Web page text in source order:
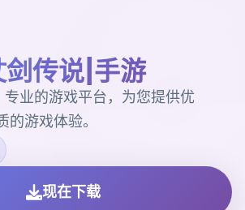
剑传说|手游
业的游戏平台，为您提供优
的游戏体验。
现在下载